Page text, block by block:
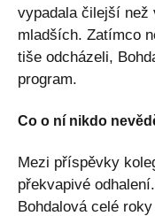
vypadala čilejší než
mladších. Zatímco
tiše odcházeli,
program.
Co o ní nikdo
Mezi příspěvky
překvapivé
Bohdalová celé